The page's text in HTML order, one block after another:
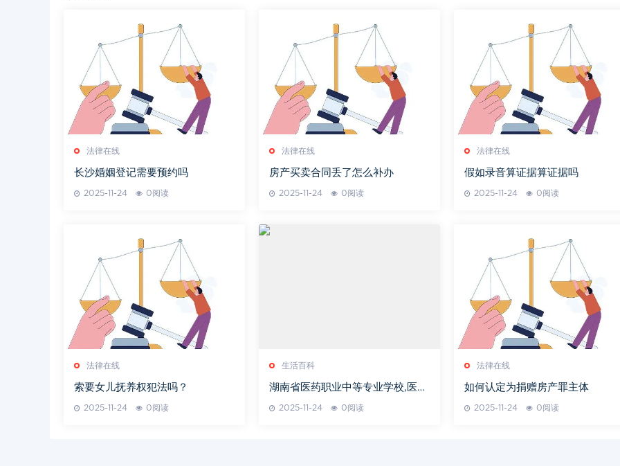
法律在线
长沙婚姻登记需要预约吗
2025-11-24 0阅读
法律在线
房产买卖合同丢了怎么补办
2025-11-24 0阅读
法律在线
假如录音算证据算证据吗
2025-11-24 0阅读
法律在线
索要女儿抚养权犯法吗？
2025-11-24 0阅读
生活百科
湖南省医药职业中等专业学校,医药
人才培养的摇篮-教育特色与就业展
2025-11-24 0阅读
法律在线
如何认定为捐赠房产罪主体
2025-11-24 0阅读